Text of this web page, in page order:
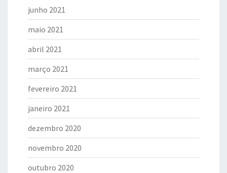
junho 2021
maio 2021
abril 2021
março 2021
fevereiro 2021
janeiro 2021
dezembro 2020
novembro 2020
outubro 2020